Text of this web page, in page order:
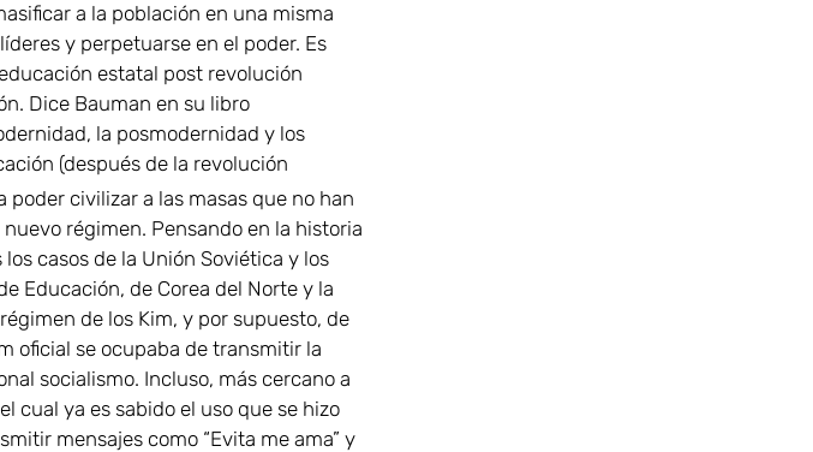
a la población en una misma
y perpetuarse en el poder. Es
estatal post revolución
Dice Bauman en su libro
la posmodernidad y los
(después de la revolución
poder civilizar a las masas que no han
régimen. Pensando en la historia
casos de la Unión Soviética y los
Educación, de Corea del Norte y la
de los Kim, y por supuesto, de
oficial se ocupaba de transmitir la
socialismo. Incluso, más cercano a
cual ya es sabido el uso que se hizo
mensajes como “Evita me ama” y